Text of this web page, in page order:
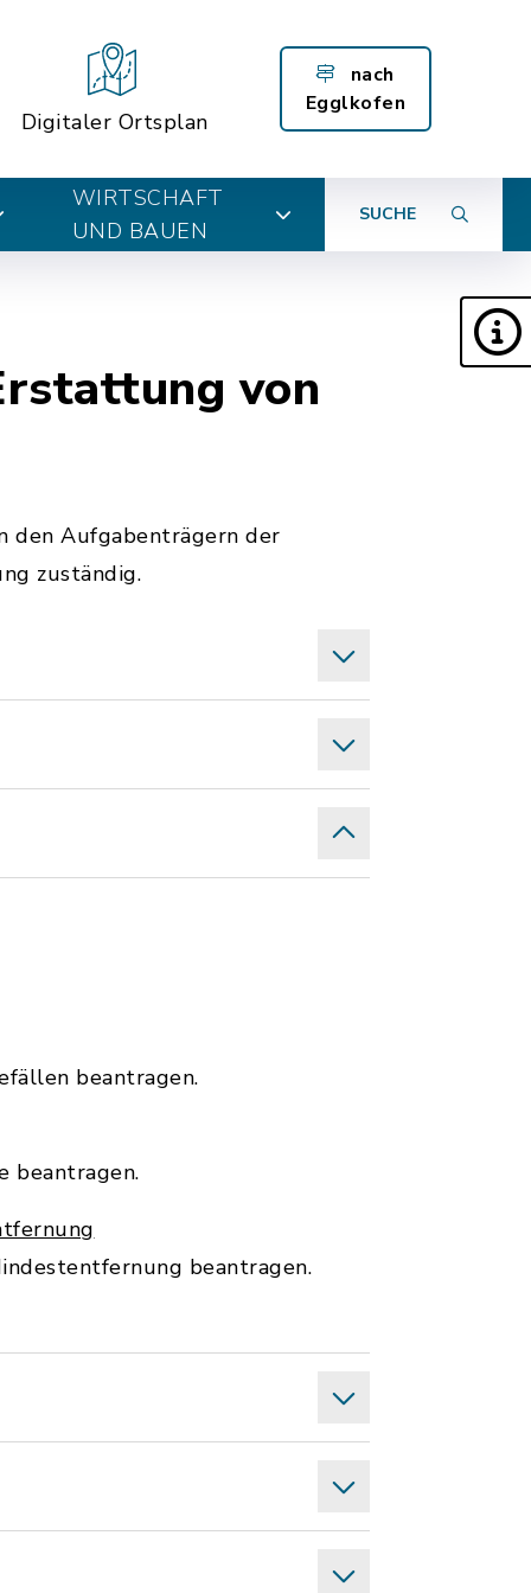
Digitaler Ortsplan
nach
Egglkofen
WIRTSCHAFT
UND BAUEN
SUCHE
von
den Aufgabenträgern der
zuständig.
beantragen.
beantragen.
beantragen.